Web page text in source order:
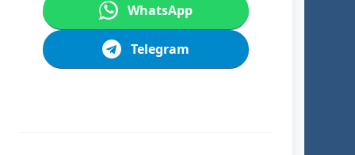
WhatsApp
Telegram